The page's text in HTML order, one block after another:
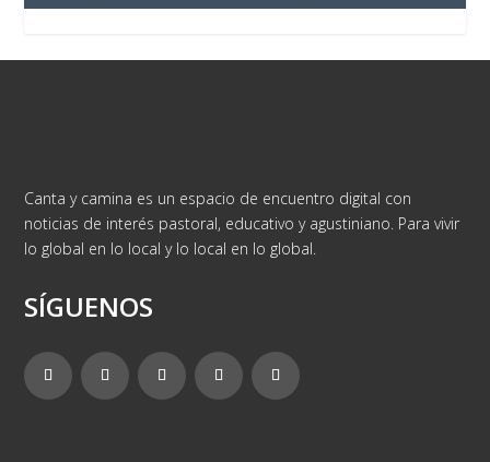
Canta y camina es un espacio de encuentro digital con
noticias de interés pastoral, educativo y agustiniano. Para vivir
lo global en lo local y lo local en lo global.
SÍGUENOS